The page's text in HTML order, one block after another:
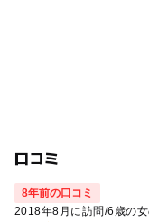
口コミ
8年前の口コミ
2018年8月に訪問/6歳の